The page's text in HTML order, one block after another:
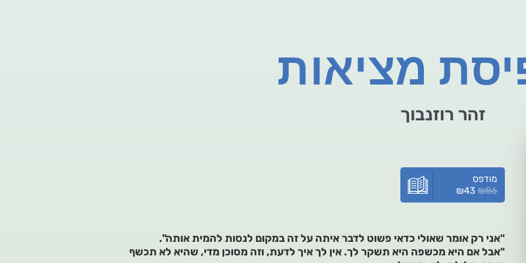
מציאות
זהר רוזנבוך
מודפס
₪86
₪43
"אני רק אומר שאולי כדאי פשוט לדבר איתה על זה במקום לנסות להמית אותה".
"אבל אם היא מכשפה היא תשקר לך. אין לך איך לדעת, וזה מסוכן מדי, שהיא לא תכשף